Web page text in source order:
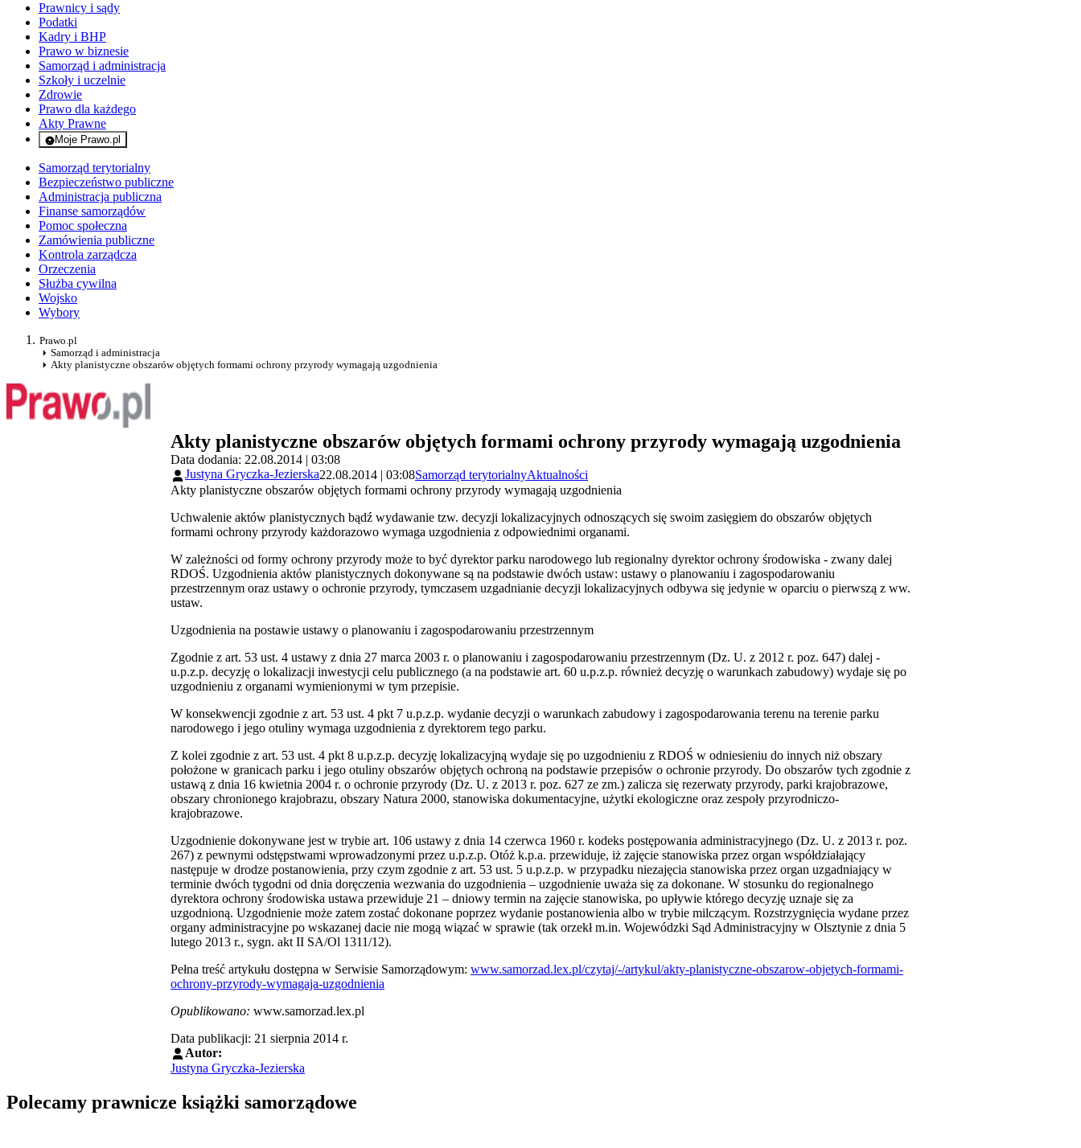
Prawnicy i sądy
Podatki
Kadry i BHP
Prawo w biznesie
Samorząd i administracja
Szkoły i uczelnie
Zdrowie
Prawo dla każdego
Akty Prawne
Moje Prawo.pl
- rejestracja i logowanie do serwisu
Samorząd terytorialny
Bezpieczeństwo publiczne
Administracja publiczna
Finanse samorządów
Pomoc społeczna
Zamówienia publiczne
Kontrola zarządcza
Orzeczenia
Służba cywilna
Wojsko
Wybory
Prawo.pl
Samorząd i administracja
Akty planistyczne obszarów objętych formami ochrony przyrody wymagają uzgodnienia
Akty planistyczne obszarów objętych formami ochrony przyrody wymagają uzgodnienia
Data dodania: 22.08.2014 | 03:08
Justyna Gryczka-Jezierska22.08.2014 | 03:08Samorząd terytorialnyAktualności
Akty planistyczne obszarów objętych formami ochrony przyrody wymagają uzgodnienia
Uchwalenie aktów planistycznych bądź wydawanie tzw. decyzji lokalizacyjnych odnoszących się swoim zasięgiem do obszarów objętych
formami ochrony przyrody każdorazowo wymaga uzgodnienia z odpowiednimi organami.
W zależności od formy ochrony przyrody może to być dyrektor parku narodowego lub regionalny dyrektor ochrony środowiska - zwany dalej
RDOŚ. Uzgodnienia aktów planistycznych dokonywane są na podstawie dwóch ustaw: ustawy o planowaniu i zagospodarowaniu
przestrzennym oraz ustawy o ochronie przyrody, tymczasem uzgadnianie decyzji lokalizacyjnych odbywa się jedynie w oparciu o pierwszą z ww.
ustaw.
Uzgodnienia na postawie ustawy o planowaniu i zagospodarowaniu przestrzennym
Zgodnie z art. 53 ust. 4 ustawy z dnia 27 marca 2003 r. o planowaniu i zagospodarowaniu przestrzennym (Dz. U. z 2012 r. poz. 647) dalej -
u.p.z.p. decyzję o lokalizacji inwestycji celu publicznego (a na podstawie art. 60 u.p.z.p. również decyzję o warunkach zabudowy) wydaje się po
uzgodnieniu z organami wymienionymi w tym przepisie.
W konsekwencji zgodnie z art. 53 ust. 4 pkt 7 u.p.z.p. wydanie decyzji o warunkach zabudowy i zagospodarowania terenu na terenie parku
narodowego i jego otuliny wymaga uzgodnienia z dyrektorem tego parku.
Z kolei zgodnie z art. 53 ust. 4 pkt 8 u.p.z.p. decyzję lokalizacyjną wydaje się po uzgodnieniu z RDOŚ w odniesieniu do innych niż obszary
położone w granicach parku i jego otuliny obszarów objętych ochroną na podstawie przepisów o ochronie przyrody. Do obszarów tych zgodnie z
ustawą z dnia 16 kwietnia 2004 r. o ochronie przyrody (Dz. U. z 2013 r. poz. 627 ze zm.) zalicza się rezerwaty przyrody, parki krajobrazowe,
obszary chronionego krajobrazu, obszary Natura 2000, stanowiska dokumentacyjne, użytki ekologiczne oraz zespoły przyrodniczo-
krajobrazowe.
Uzgodnienie dokonywane jest w trybie art. 106 ustawy z dnia 14 czerwca 1960 r. kodeks postępowania administracyjnego (Dz. U. z 2013 r. poz.
267) z pewnymi odstępstwami wprowadzonymi przez u.p.z.p. Otóż k.p.a. przewiduje, iż zajęcie stanowiska przez organ współdziałający
następuje w drodze postanowienia, przy czym zgodnie z art. 53 ust. 5 u.p.z.p. w przypadku niezajęcia stanowiska przez organ uzgadniający w
terminie dwóch tygodni od dnia doręczenia wezwania do uzgodnienia – uzgodnienie uważa się za dokonane. W stosunku do regionalnego
dyrektora ochrony środowiska ustawa przewiduje 21 – dniowy termin na zajęcie stanowiska, po upływie którego decyzję uznaje się za
uzgodnioną. Uzgodnienie może zatem zostać dokonane poprzez wydanie postanowienia albo w trybie milczącym. Rozstrzygnięcia wydane przez
organy administracyjne po wskazanej dacie nie mogą wiązać w sprawie (tak orzekł m.in. Wojewódzki Sąd Administracyjny w Olsztynie z dnia 5
lutego 2013 r., sygn. akt II SA/Ol 1311/12).
Pełna treść artykułu dostępna w Serwisie Samorządowym: www.samorzad.lex.pl/czytaj/-/artykul/akty-planistyczne-obszarow-objetych-formami-
ochrony-przyrody-wymagaja-uzgodnienia
Opublikowano: www.samorzad.lex.pl
Data publikacji: 21 sierpnia 2014 r.
Autor:
Justyna Gryczka-Jezierska
Polecamy prawnicze książki samorządowe